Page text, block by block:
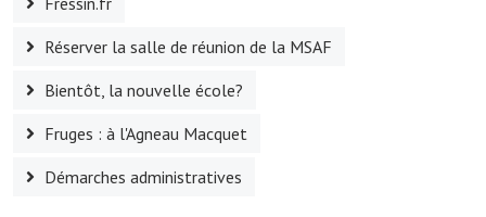
Réserver la salle de réunion de la MSAF
Bientôt, la nouvelle école?
Fruges : à l'Agneau Macquet
Démarches administratives